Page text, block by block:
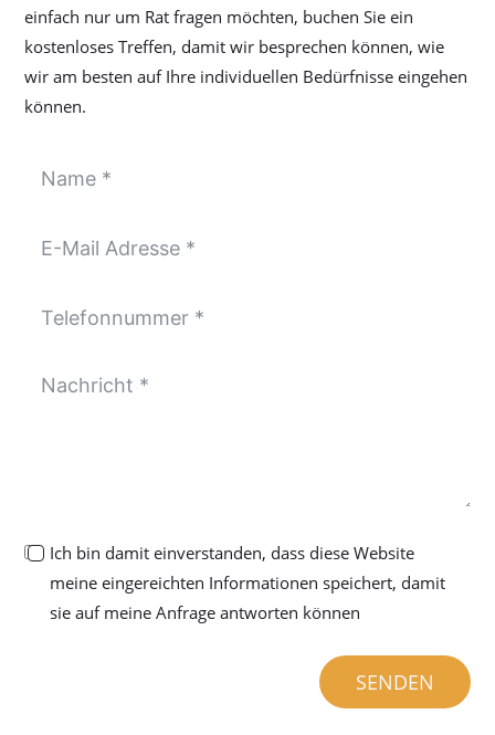
einfach nur um Rat fragen möchten, buchen Sie ein
kostenloses Treffen, damit wir besprechen können, wie
wir am besten auf Ihre individuellen Bedürfnisse eingehen
können.
Ich bin damit einverstanden, dass diese Website
meine eingereichten Informationen speichert, damit
sie auf meine Anfrage antworten können
SENDEN